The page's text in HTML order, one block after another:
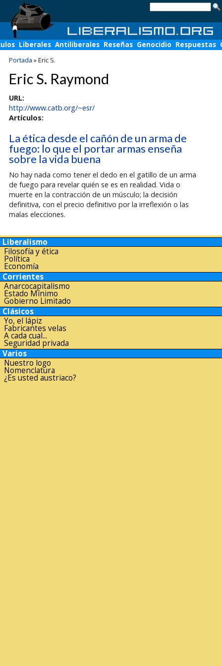
Liberales Antiliberales Reseñas Genocidio Respuestas
Portada »Eric S.
Eric S. Raymond
URL:
http://www.catb.org/~esr/
Artículos:
La ética desde el cañón de un arma de
fuego: lo que el portar armas enseña
sobre la vida buena
No hay nada como tener el dedo en el gatillo de un arma
de fuego para revelar quién se es en realidad. Vida o
muerte en la contracción de un músculo; la decisión
definitiva, con el precio definitivo por la irreflexión o las
malas elecciones.
Liberalismo
Filosofía y ética
Política
Economía
Corrientes
Anarcocapitalismo
Estado Mínimo
Gobierno Limitado
Clásicos
Yo, el lápiz
Fabricantes velas
A cada cual...
Seguridad privada
Varios
Nuestro logo
Nomenclatura
¿Es usted austriaco?